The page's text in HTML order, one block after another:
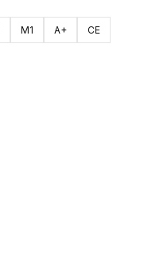
M1 A+ CE